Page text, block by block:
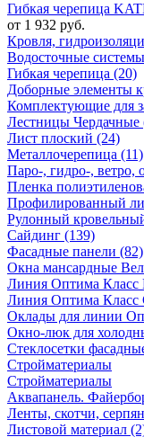
Гибкая черепица
от 1 932 руб.
Кровля,
Водосточные
Гибкая черепица (20)
Доборные элементы
Комплектующие для
Лестницы Чердачные
Лист плоский (24)
Металлочерепица (11)
Паро-, гидро-, ветро,
Пленка
Профилированный
Рулонный
Сайдинг (139)
Фасадные панели (82)
Окна мансардные
Линия Оптима Класс
Линия Оптима Класс
Оклады для линии
Окно-люк для
Стеклосетки
Стройматериалы
Стройматериалы
Аквапанель.
Ленты, скотчи,
Листовой материал